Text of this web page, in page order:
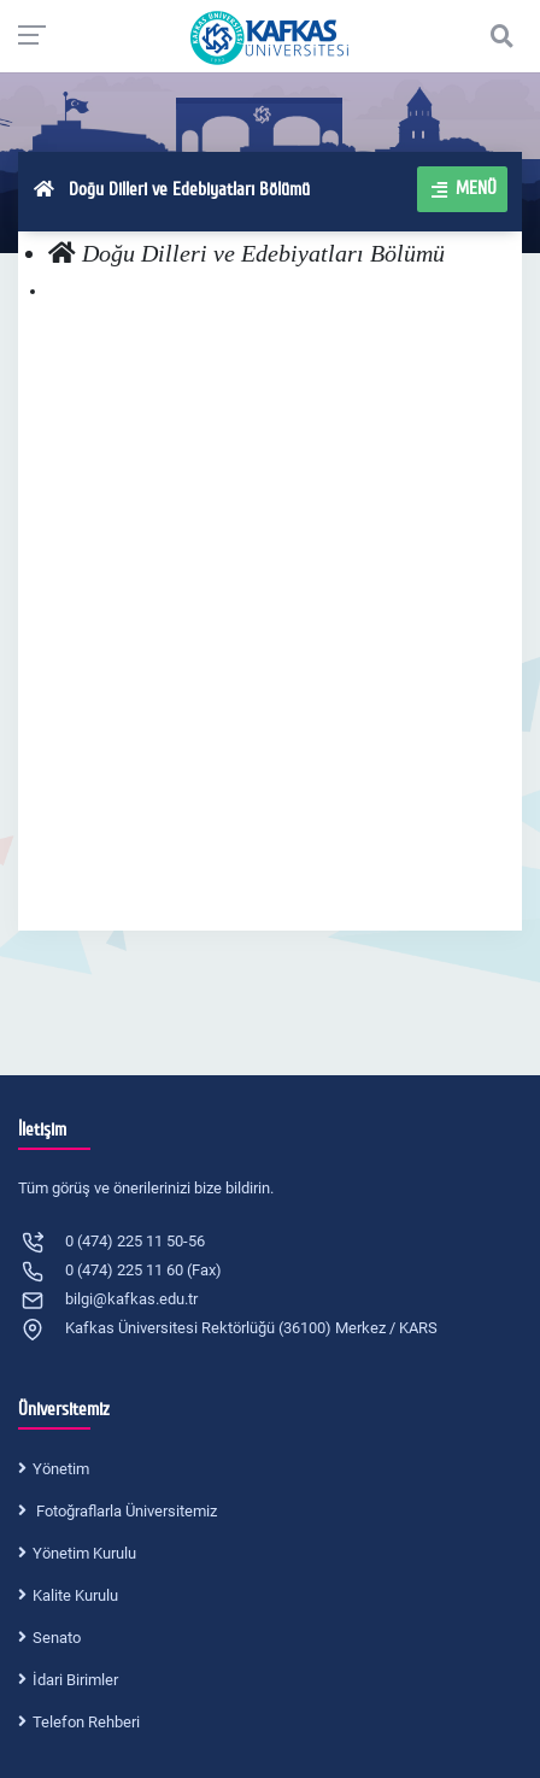
Doğu Dilleri ve Edebiyatları Bölümü MENÜ
Doğu Dilleri ve Edebiyatları Bölümü
İletişim
Tüm görüş ve önerilerinizi bize bildirin.
0 (474) 225 11 50-56
0 (474) 225 11 60 (Fax)
bilgi@kafkas.edu.tr
Kafkas Üniversitesi Rektörlüğü (36100) Merkez / KARS
Üniversitemiz
Yönetim
Fotoğraflarla Üniversitemiz
Yönetim Kurulu
Kalite Kurulu
Senato
İdari Birimler
Telefon Rehberi